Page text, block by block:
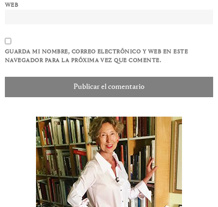
WEB
GUARDA MI NOMBRE, CORREO ELECTRÓNICO Y WEB EN ESTE
NAVEGADOR PARA LA PRÓXIMA VEZ QUE COMENTE.